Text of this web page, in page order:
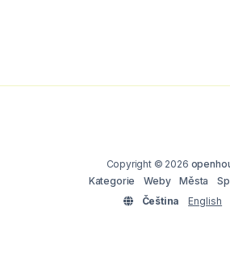
Copyright © 2026
Kategorie
Weby Města
Čeština
English